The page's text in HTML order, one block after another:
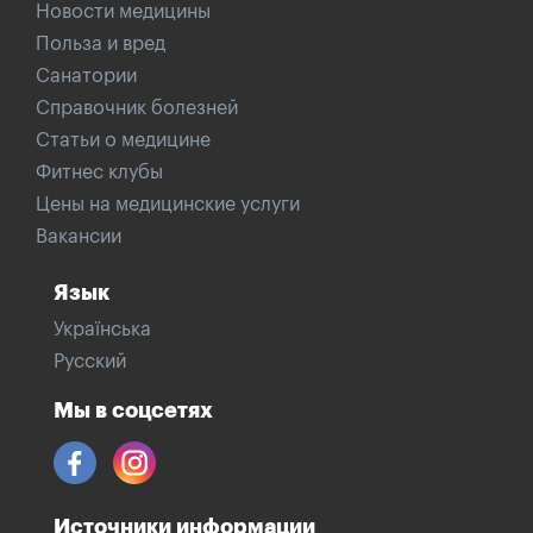
Новости медицины
Польза и вред
Санатории
Справочник болезней
Статьи о медицине
Фитнес клубы
Цены на медицинские услуги
Вакансии
Язык
Українська
Русский
Мы в соцсетях
Источники информации